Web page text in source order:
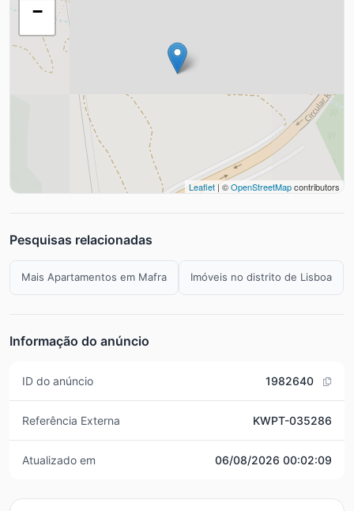
−
Leaflet| ©OpenStreetMapcontributors
Pesquisas relacionadas
Mais Apartamentos em Mafra Imóveis no distrito de Lisboa
Informação do anúncio
ID do anúncio 1982640
Referência Externa KWPT-035286
Atualizado em 06/08/2026 00:02:09